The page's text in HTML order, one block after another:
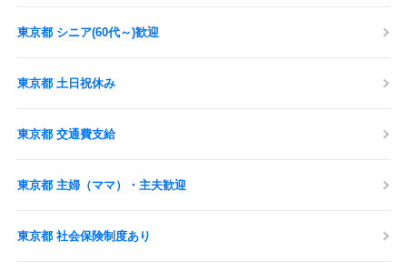
東京都 シニア(60代～)歓迎
東京都 土日祝休み
東京都 交通費支給
東京都 主婦（ママ）・主夫歓迎
東京都 社会保険制度あり